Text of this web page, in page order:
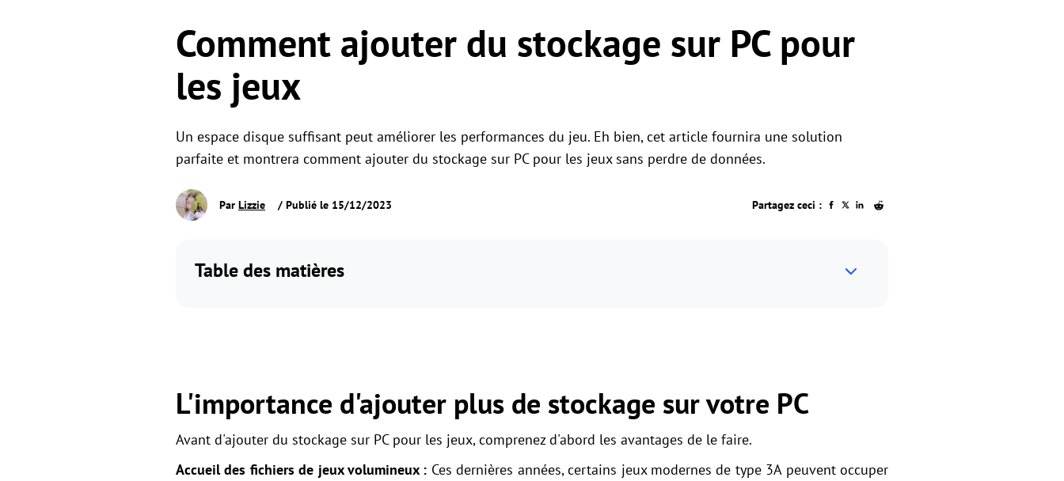
Comment ajouter du stockage sur PC pour
les jeux
Un espace disque suffisant peut améliorer les performances du jeu. Eh bien, cet article fournira une solution
parfaite et montrera comment ajouter du stockage sur PC pour les jeux sans perdre de données.
Par Lizzie / Publié le 15/12/2023 Partagez ceci :
Table des matières
L'importance d'ajouter plus de stockage sur votre PC
Avant d'ajouter du stockage sur PC pour les jeux, comprenez d'abord les avantages de le faire.
Accueil des fichiers de jeux volumineux : Ces dernières années, certains jeux modernes de type 3A peuvent occuper